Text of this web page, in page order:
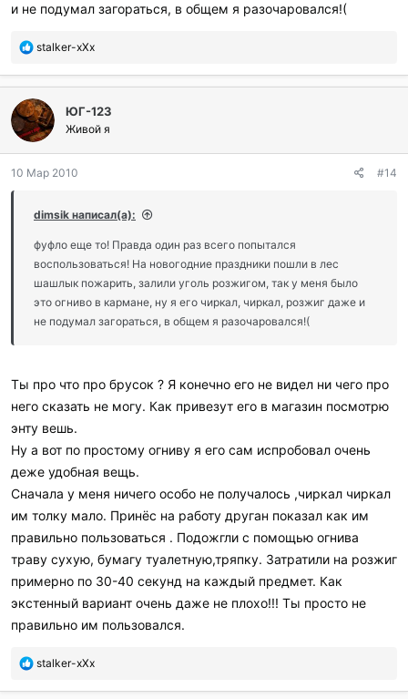
и не подумал загораться, в общем я разочаровался!(
П
б
л
а
г
о
а
и
и
:
stalker-xXx
ЮГ-123
Живой я
10 Мар 2010 #14
dimsik написал(а):
фуфло еще то! Правда один раз всего попытался
воспользоваться! На новогодние праздники пошли в лес
шашлык пожарить, залили уголь розжигом, так у меня было
это огниво в кармане, ну я его чиркал, чиркал, розжиг даже и
не подумал загораться, в общем я разочаровался!(
Ты про что про брусок ? Я конечно его не видел ни чего про
него сказать не могу. Как привезут его в магазин посмотрю
энту вешь.
Ну а вот по простому огниву я его сам испробовал очень
деже удобная вещь.
Сначала у меня ничего особо не получалось ,чиркал чиркал
им толку мало. Принёс на работу друган показал как им
правильно пользоваться . Подожгли с помощью огнива
траву сухую, бумагу туалетную,тряпку. Затратили на розжиг
примерно по 30-40 секунд на каждый предмет. Как
экстенный вариант очень даже не плохо!!! Ты просто не
правильно им пользовался.
П
б
stalker-xXx